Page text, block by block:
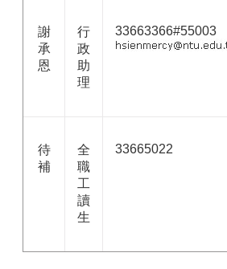
謝
承
恩
行
政
助
理
33663366#55003
待
補
全
職
工
讀
生
33665022